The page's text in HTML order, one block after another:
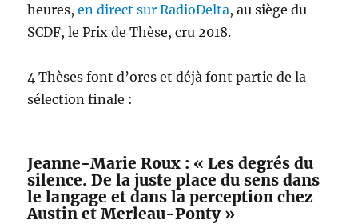
heures,en direct sur RadioDelta, au siège du
SCDF, le Prix de Thèse, cru 2018.
4 Thèses font d’ores et déjà font partie de la
sélection finale :
Jeanne-Marie Roux : « Les degrés du
silence. De la juste place du sens dans
le langage et dans la perception chez
Austin et Merleau-Ponty »